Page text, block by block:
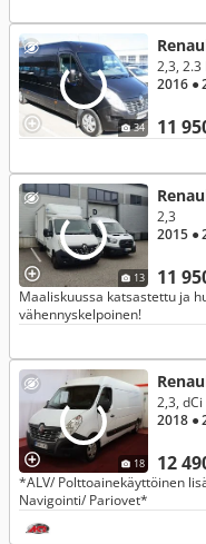
34 11
2,3,
2016 ●
13 11
2,3
2015 ●
Maaliskuussa katsastettu ja
vähennyskelpoinen!
18 12
2,3,
2018 ●
*ALV/ Polttoainekäyttöinen
Navigointi/ Pariovet*